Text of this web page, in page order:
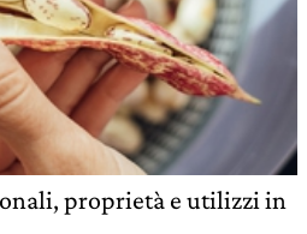
proprietà e utilizzi in